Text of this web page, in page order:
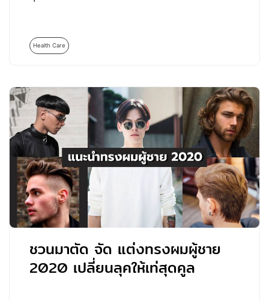
Health Care
ชวนมาตัด จัด แต่งทรงผมผู้ชาย
2020 เปลี่ยนลุคให้เท่สุดคูล